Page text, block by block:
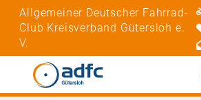
Allgemeiner Deutscher Fahrrad-
Club Kreisverband Gütersloh e.
V.